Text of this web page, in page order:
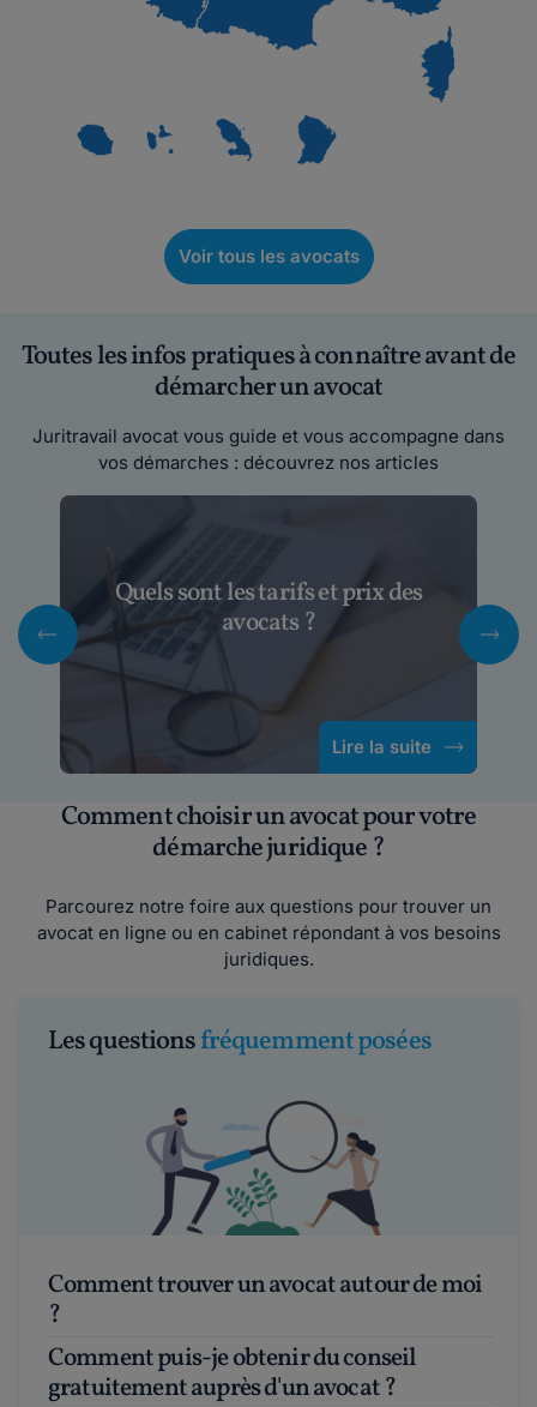
Voir tous les avocats
Toutes les infos pratiques à connaître avant de
démarcher un avocat
Juritravail avocat vous guide et vous accompagne dans
vos démarches : découvrez nos articles
Quels sont les tarifs et prix des
avocats ?
Lire la suite
Comment choisir un avocat pour votre
démarche juridique ?
Parcourez notre foire aux questions pour trouver un
avocat en ligne ou en cabinet répondant à vos besoins
juridiques.
Les questionsfréquemment posées
Comment trouver un avocat autour de moi
?
Comment puis-je obtenir du conseil
gratuitement auprès d'un avocat ?